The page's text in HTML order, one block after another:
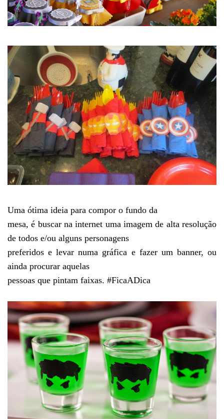
Uma ótima ideia para compor o fundo da
mesa, é buscar na internet uma imagem de alta resolução
de todos e/ou alguns personagens
preferidos e levar numa gráfica e fazer um banner, ou
ainda procurar aquelas
pessoas que pintam faixas. #FicaADica